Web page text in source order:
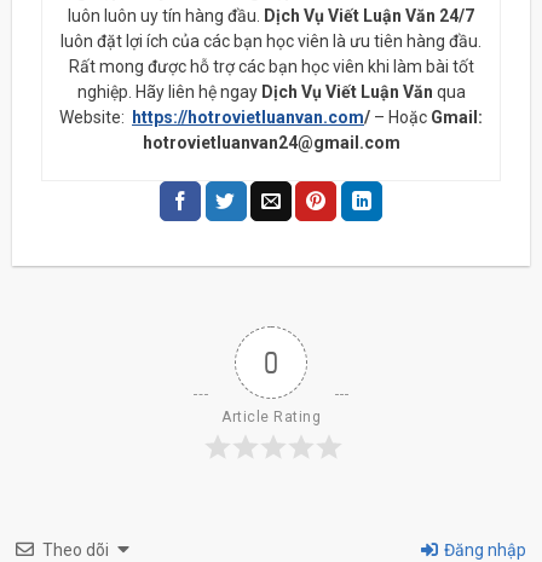
luôn luôn uy tín hàng đầu.
Dịch Vụ Viết Luận Văn 24/7
luôn đặt lợi ích của các bạn học viên là ưu tiên hàng đầu.
Rất mong được hỗ trợ các bạn học viên khi làm bài tốt
nghiệp. Hãy liên hệ ngay Dịch Vụ Viết Luận Văn qua
Website:
https://hotrovietluanvan.com/ – Hoặc Gmail:
hotrovietluanvan24@gmail.com
0
Article Rating
Theo dõi Đăng nhập